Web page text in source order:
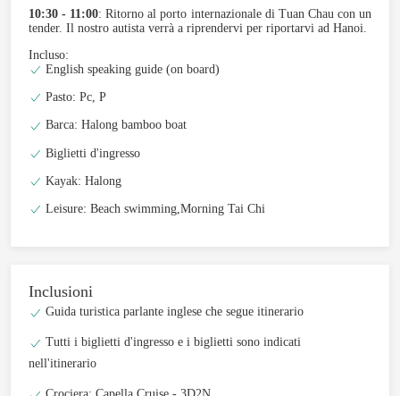
10:30 - 11:00: Ritorno al porto internazionale di Tuan Chau con un
tender. Il nostro autista verrà a riprendervi per riportarvi ad Hanoi.
Incluso:
English speaking guide (on board)
Pasto: Pc, P
Barca: Halong bamboo boat
Biglietti d'ingresso
Kayak: Halong
Leisure: Beach swimming,Morning Tai Chi
Inclusioni
Guida turistica parlante inglese che segue itinerario
Tutti i biglietti d'ingresso e i biglietti sono indicati
nell'itinerario